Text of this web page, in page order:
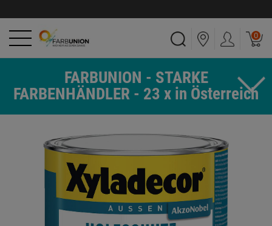
0
FARBUNION - STARKE
FARBENHÄNDLER - 23 x in Österreich